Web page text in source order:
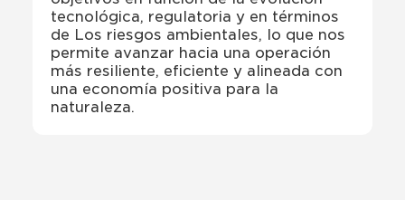
tecnológica, regulatoria y en términos
de Los riesgos ambientales, lo que nos
permite avanzar hacia una operación
más resiliente, eficiente y alineada con
una economía positiva para la
naturaleza.